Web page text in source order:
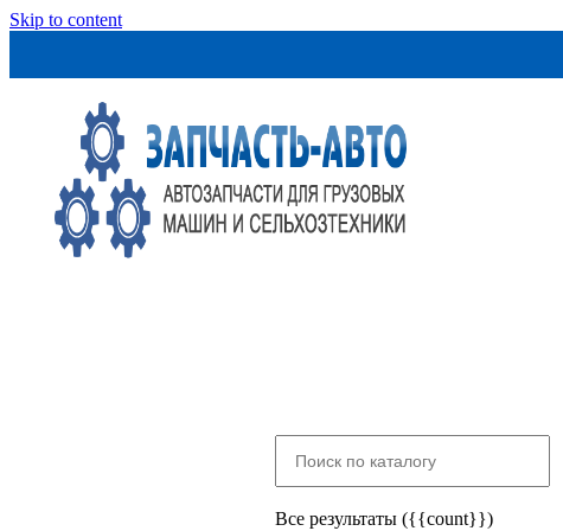
Skip to content
Все результаты ({{count}})